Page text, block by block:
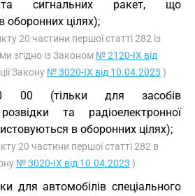
та сигнальних ракет, що
оборонних цілях);
20 частини першої статті 282 із
згідно із Законом № 2120-IX від
Закону № 3020-IX від 10.04.2023 )
(тільки для засобів
та радіоелектронної
в оборонних цілях);
20 частини першої статті 282 в
№ 3020-IX від 10.04.2023 )
для автомобілів спеціального